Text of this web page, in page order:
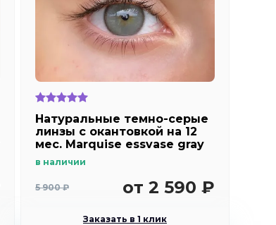
Натуральные темно-серые
линзы c окантовкой на 12
мес. Marquise essvase gray
в наличии
5 900 ₽ от 2 590 ₽
Заказать в 1 клик